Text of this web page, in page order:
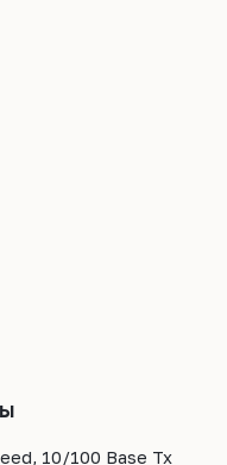
10/100 Base Tx